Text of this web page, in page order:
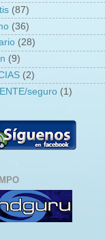
(87)
(36)
(28)
(9)
(2)
seguro (1)